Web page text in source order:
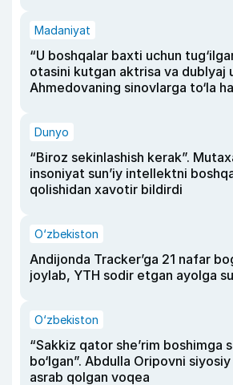
Madaniyat
“U boshqalar baxti uchun
otasini kutgan aktrisa va dublyaj
Ahmedovaning sinovlarga to‘la
Dunyo
“Biroz sekinlashish kerak”.
insoniyat sun’iy intellektni
qolishidan xavotir bildirdi
O‘zbekiston
Andijonda Tracker’ga 21 nafar
joylab, YTH sodir etgan ayolga
O‘zbekiston
“Sakkiz qator she’rim boshimga
bo‘lgan”. Abdulla Oripovni
asrab qolgan voqea